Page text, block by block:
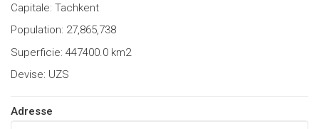
Capitale: Tachkent
Population: 27,865,738
Superficie: 447400.0 km2
Devise: UZS
Adresse